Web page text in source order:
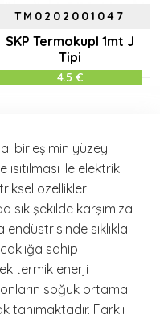
TM0202001047
SKP Termokupl 1mt J
Tipi
4.5 €
birleşimin yüzey
ısıtılması ile elektrik
özellikleri
sık şekilde karşımıza
endüstrisinde sıklıkla
sahip
termik enerji
soğuk ortama
Farklı